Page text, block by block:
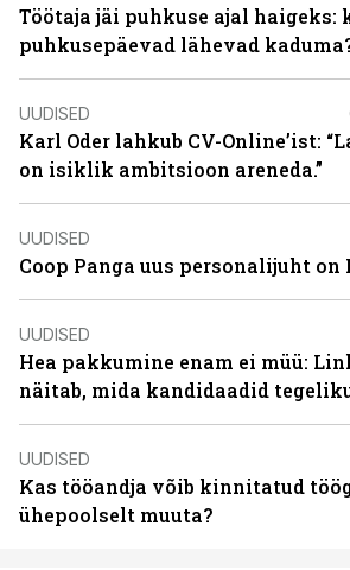
Töötaja jäi puhkuse ajal haigeks:
puhkusepäevad lähevad
UUDISED
Karl Oder lahkub CV-Online’ist:
on isiklik ambitsioon areneda.”
UUDISED
Coop Panga uus personalijuht on
UUDISED
Hea pakkumine enam ei müü:
näitab, mida kandidaadid
UUDISED
Kas tööandja võib kinnitatud
ühepoolselt muuta?